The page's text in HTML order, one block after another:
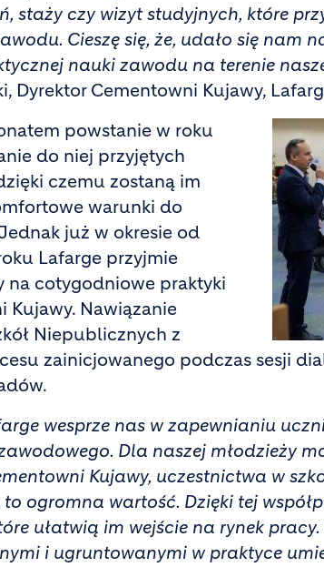
staży czy wizyt studyjnych, które
Cieszę się, że, udało się nam
nauki zawodu na terenie
Dyrektor Cementowni Kujawy,
powstanie w roku
do niej przyjętych
czemu zostaną im
warunki do
już w okresie od
Lafarge przyjmie
na cotygodniowe praktyki
Kujawy. Nawiązanie
Niepublicznych z
zainicjowanego podczas sesji
wesprze nas w zapewnianiu
Dla naszej młodzieży
Kujawy, uczestnictwa w
ogromna wartość. Dzięki tej
ułatwią im wejście na rynek
i ugruntowanymi w praktyce